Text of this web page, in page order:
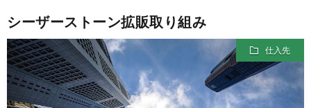
シーザーストーン拡販取り組み
仕入先